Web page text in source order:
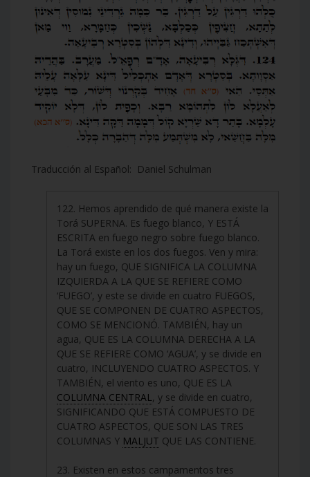
Traducción al Español: Daniel Schulman
122. Hemos aprendido de qué manera existe la
Torá SUPERNA. Es fuego blanco, Y ESTÁ
ESCRITA en fuego negro sobre fuego blanco.
La Torá existe en los dos fuegos. Ven y mira:
hay un fuego, QUE SIGNIFICA LA COLUMNA
IZQUIERDA A LA QUE SE REFIERE COMO
‘FUEGO’, y este se divide en cuatro FUEGOS,
QUE SE COMPONEN DE CUATRO ASPECTOS,
COMO SE MENCIONÓ. TAMBIÉN, hay un
agua, QUE ES LA COLUMNA DERECHA A LA
QUE SE REFIERE COMO ‘AGUA’, y se divide en
cuatro, INCLUYENDO CUATRO ASPECTOS. Y
TAMBIÉN, el viento es uno, QUE ES LA
COLUMNA CENTRAL, y se divide en cuatro,
SIGNIFICANDO QUE ESTÁ COMPUESTO DE
CUATRO ASPECTOS, QUE SON LAS TRES
COLUMNAS Y MALJUT QUE LAS CONTIENE.
23. Existen en estos campamentos tres